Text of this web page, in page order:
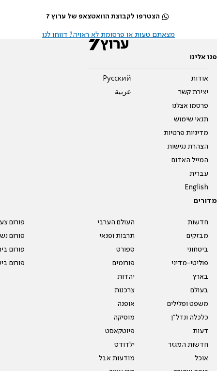
הצטרפו לקבוצת הוואטצאפ של ערוץ 7
מצאתם טעות או פרסומת לא ראויה? דווחו לנו
פנו אלינו
אודות
יצירת קשר
פרסמו אצלנו
תנאי שימוש
מדיניות פרטיות
הצהרת נגישות
המייל האדום
עברית
English
Pусский
عربية
מדורים
חדשות
מבזקים
ביטחוני
פוליטי-מדיני
בארץ
בעולם
משפט ופלילים
כלכלה ונדל"ן
דעות
חדשות המגזר
אוכל
העולם הערבי
תרבות ופנאי
ספורט
פורומים
יהדות
צרכנות
אופנה
מוסיקה
פיוטקאסט
ילדודס
מודעות אבל
פורום
פורום
פורום
פורום